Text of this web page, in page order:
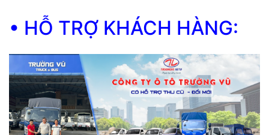
• HỖ TRỢ KHÁCH HÀNG: